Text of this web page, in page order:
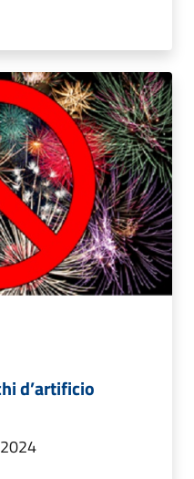
d’artificio